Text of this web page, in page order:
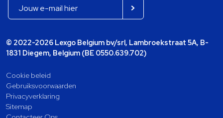
© 2022-2026 Lexgo Belgium bv/srl, Lambroekstraat 5A, B-
1831 Diegem, Belgium (BE 0550.639.702)
Cookie beleid
Gebruiksvoorwaarden
Privacyverklaring
Sitemap